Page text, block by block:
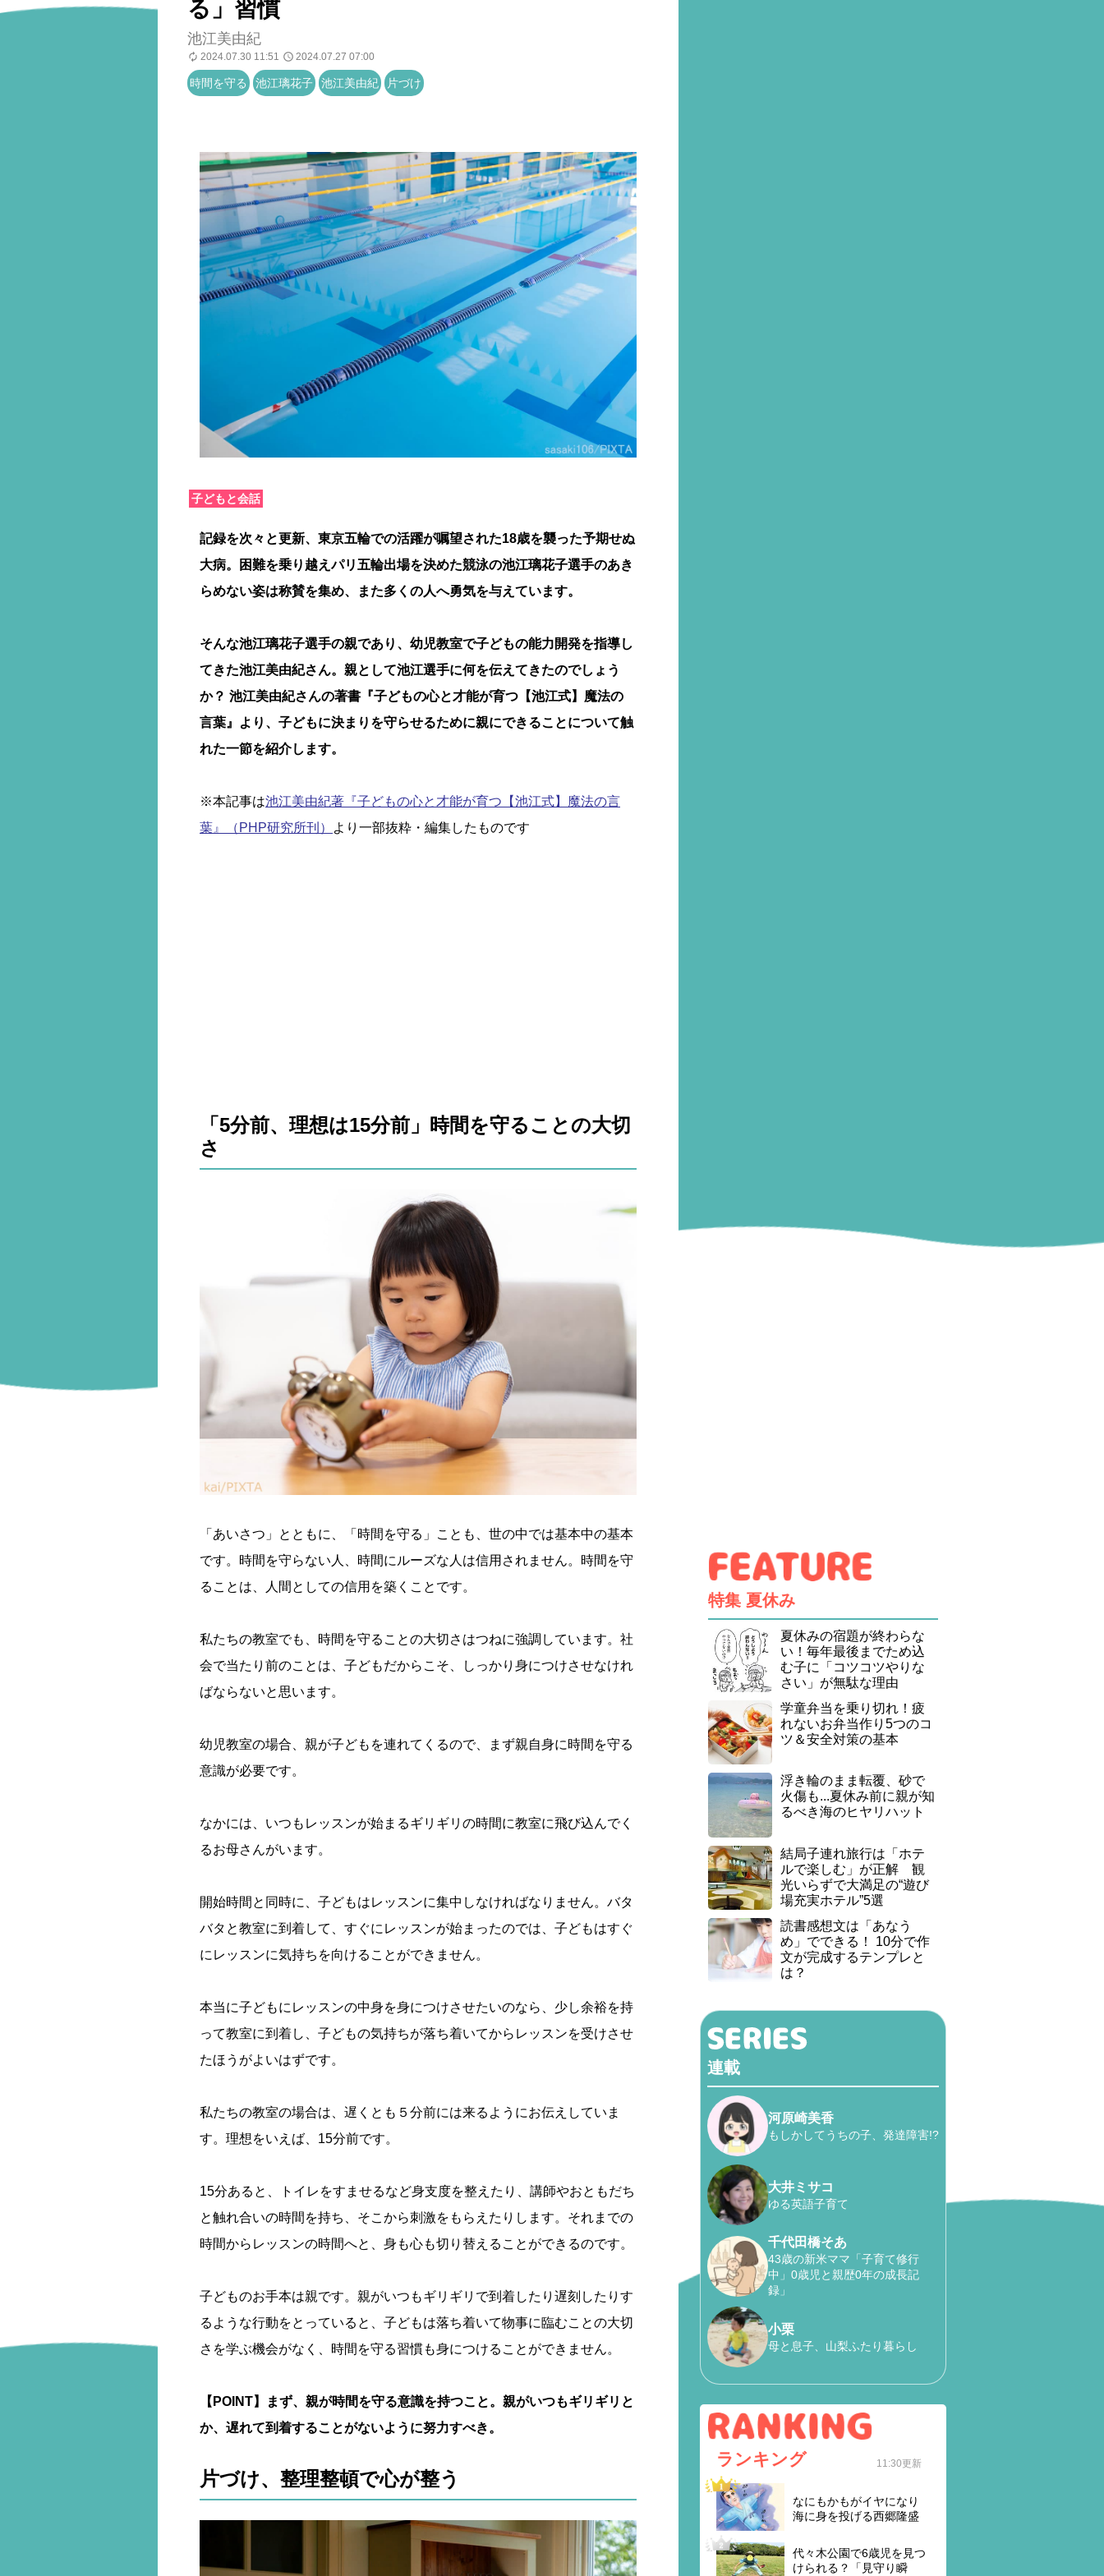
る」習慣
池江美由紀
2024.07.30 11:51 2024.07.27 07:00
時間を守る 池江璃花子 池江美由紀 片づけ
子どもと会話
記録を次々と更新、東京五輪での活躍が嘱望された18歳を襲った予期せぬ
大病。困難を乗り越えパリ五輪出場を決めた競泳の池江璃花子選手のあき
らめない姿は称賛を集め、また多くの人へ勇気を与えています。
そんな池江璃花子選手の親であり、幼児教室で子どもの能力開発を指導し
てきた池江美由紀さん。親として池江選手に何を伝えてきたのでしょう
か？ 池江美由紀さんの著書『子どもの心と才能が育つ【池江式】魔法の
言葉』より、子どもに決まりを守らせるために親にできることについて触
れた一節を紹介します。
※本記事は池江美由紀著『子どもの心と才能が育つ【池江式】魔法の言
葉』（PHP研究所刊）
より一部抜粋・編集したものです
「5分前、理想は15分前」時間を守ることの大切
さ
「あいさつ」とともに、「時間を守る」ことも、世の中では基本中の基本
です。時間を守らない人、時間にルーズな人は信用されません。時間を守
ることは、人間としての信用を築くことです。
私たちの教室でも、時間を守ることの大切さはつねに強調しています。社
会で当たり前のことは、子どもだからこそ、しっかり身につけさせなけれ
ばならないと思います。
幼児教室の場合、親が子どもを連れてくるので、まず親自身に時間を守る
意識が必要です。
なかには、いつもレッスンが始まるギリギリの時間に教室に飛び込んでく
るお母さんがいます。
開始時間と同時に、子どもはレッスンに集中しなければなりません。バタ
バタと教室に到着して、すぐにレッスンが始まったのでは、子どもはすぐ
にレッスンに気持ちを向けることができません。
本当に子どもにレッスンの中身を身につけさせたいのなら、少し余裕を持
って教室に到着し、子どもの気持ちが落ち着いてからレッスンを受けさせ
たほうがよいはずです。
私たちの教室の場合は、遅くとも５分前には来るようにお伝えしていま
す。理想をいえば、15分前です。
15分あると、トイレをすませるなど身支度を整えたり、講師やおともだち
と触れ合いの時間を持ち、そこから刺激をもらえたりします。それまでの
時間からレッスンの時間へと、身も心も切り替えることができるのです。
子どものお手本は親です。親がいつもギリギリで到着したり遅刻したりす
るような行動をとっていると、子どもは落ち着いて物事に臨むことの大切
さを学ぶ機会がなく、時間を守る習慣も身につけることができません。
【POINT】まず、親が時間を守る意識を持つこと。親がいつもギリギリと
か、遅れて到着することがないように努力すべき。
片づけ、整理整頓で心が整う
特集 夏休み
夏休みの宿題が終わらな
い！毎年最後までため込
む子に「コツコツやりな
さい」が無駄な理由
学童弁当を乗り切れ！疲
れないお弁当作り5つのコ
ツ＆安全対策の基本
浮き輪のまま転覆、砂で
火傷も...夏休み前に親が知
るべき海のヒヤリハット
結局子連れ旅行は「ホテ
ルで楽しむ」が正解 観
光いらずで大満足の“遊び
場充実ホテル”5選
読書感想文は「あなう
め」でできる！ 10分で作
文が完成するテンプレと
は？
連載
河原崎美香
もしかしてうちの子、発達障害!?
大井ミサコ
ゆる英語子育て
千代田橋そあ
43歳の新米ママ「子育て修行
中」0歳児と親歴0年の成長記
録」
小栗
母と息子、山梨ふたり暮らし
ランキング 11:30更新
なにもかもがイヤになり
海に身を投げる西郷隆盛
代々木公園で6歳児を見つ
けられる？「見守り瞬